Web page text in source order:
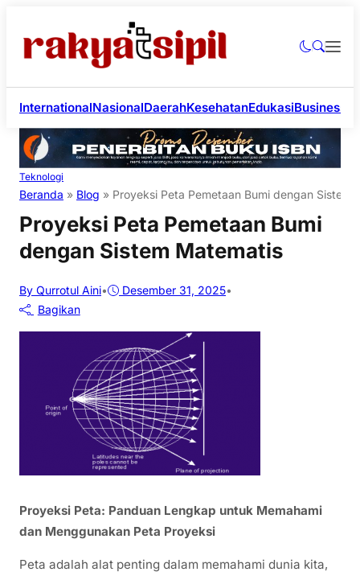
InternationalNasionalDaerahKesehatanEdukasiBusiness
Teknologi
Beranda » Blog » Proyeksi Peta Pemetaan Bumi dengan Sistem
Proyeksi Peta Pemetaan Bumi
dengan Sistem Matematis
By Qurrotul Aini• Desember 31, 2025•
Bagikan
Proyeksi Peta: Panduan Lengkap untuk Memahami
dan Menggunakan Peta Proyeksi
Peta adalah alat penting dalam memahami dunia kita,